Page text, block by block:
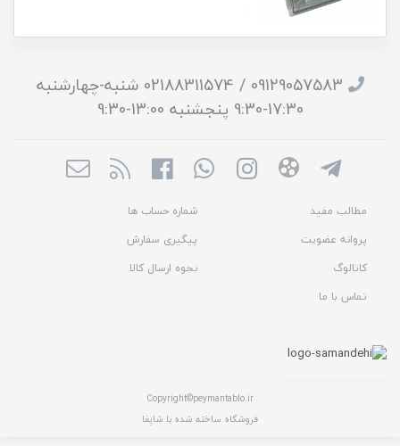
09129057583 / 02188311574 شنبه-چهارشنبه
17:30-9:30 پنجشنبه 13:00-9:30
مطالب مفید
شماره حساب ها
پروانه عضویت
پیگیری سفارش
کاتالوگ
نحوه ارسال کالا
تماس با ما
Copyright©peymantablo.ir
فروشگاه ساخته شده با شاپفا